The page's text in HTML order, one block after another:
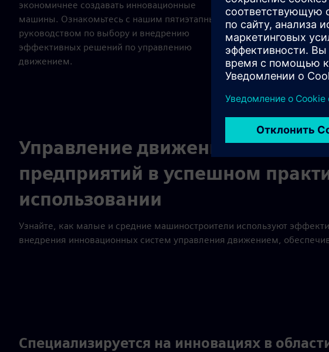
экономичнее создавать инновационные
машины. Ознакомьтесь с нашим пятиэтапным
руководством по выбору и внедрению
эффективных решений по управлению
движением.
Play
Управление движением для
предприятий в успешном
использовании
Узнайте, как малые и средние машиностроители используют
внедрения инновационных систем управления движением,
Специализируется на инновациях в